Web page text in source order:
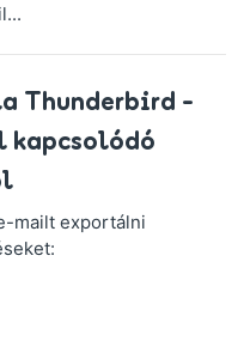
Thunderbird -
kapcsolódó
mailt exportálni